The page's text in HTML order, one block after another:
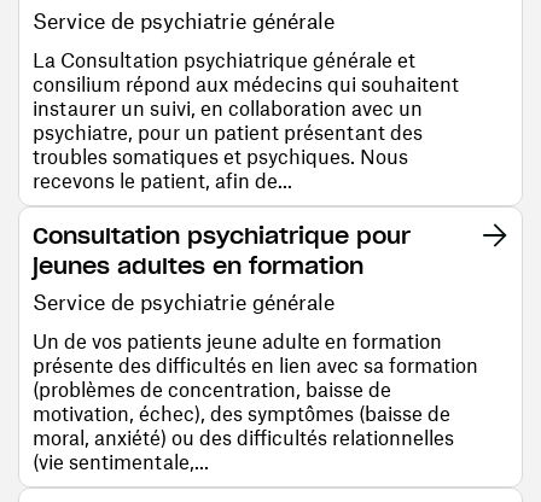
Service de psychiatrie générale
La Consultation psychiatrique générale et
consilium répond aux médecins qui souhaitent
instaurer un suivi, en collaboration avec un
psychiatre, pour un patient présentant des
troubles somatiques et psychiques. Nous
recevons le patient, afin de...
Consultation psychiatrique pour
jeunes adultes en formation
Service de psychiatrie générale
Un de vos patients jeune adulte en formation
présente des difficultés en lien avec sa formation
(problèmes de concentration, baisse de
motivation, échec), des symptômes (baisse de
moral, anxiété) ou des difficultés relationnelles
(vie sentimentale,...